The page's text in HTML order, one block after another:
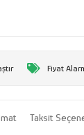
Fiyat
Taksit